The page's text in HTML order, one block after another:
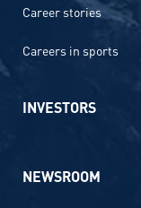
Career stories
Careers in sports
INVESTORS
NEWSROOM